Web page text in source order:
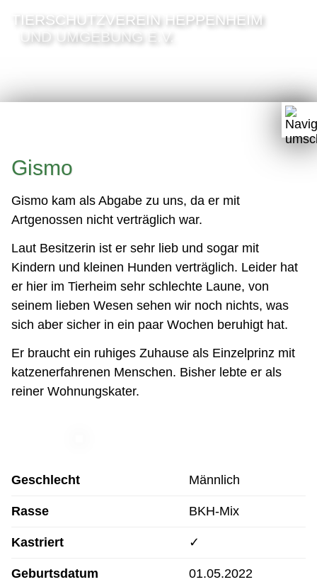
TIERSCHUTZVEREIN HEPPENHEIM
UND UMGEBUNG E.V.
Gismo
Gismo kam als Abgabe zu uns, da er mit
Artgenossen nicht verträglich war.
Laut Besitzerin ist er sehr lieb und sogar mit
Kindern und kleinen Hunden verträglich. Leider hat
er hier im Tierheim sehr schlechte Laune, von
seinem lieben Wesen sehen wir noch nichts, was
sich aber sicher in ein paar Wochen beruhigt hat.
Er braucht ein ruhiges Zuhause als Einzelprinz mit
katzenerfahrenen Menschen. Bisher lebte er als
reiner Wohnungskater.
Geschlecht Männlich
Rasse BKH-Mix
Kastriert ✓
Geburtsdatum 01.05.2022